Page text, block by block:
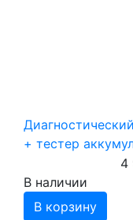
+ тестер
4
В наличии
В корзину